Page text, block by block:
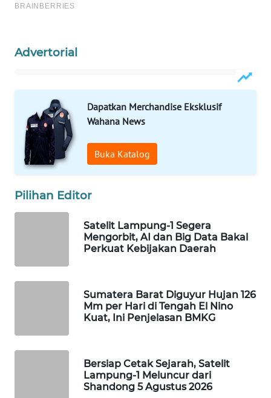
Advertorial
Dapatkan Merchandise Eksklusif
Wahana News
Buka Katalog
Pilihan Editor
Satelit Lampung-1 Segera
Mengorbit, AI dan Big Data Bakal
Perkuat Kebijakan Daerah
Sumatera Barat Diguyur Hujan 126
Mm per Hari di Tengah El Nino
Kuat, Ini Penjelasan BMKG
Bersiap Cetak Sejarah, Satelit
Lampung-1 Meluncur dari
Shandong 5 Agustus 2026
WAHANA
TRAVEL
WAHANA
TV
WAHANANEWS
ID
WAHANA